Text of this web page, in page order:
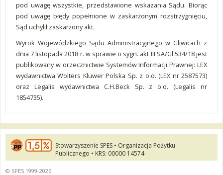
pod uwagę wszystkie, przedstawione wskazania Sądu. Biorąc
pod uwagę błędy popełnione w zaskarżonym rozstrzygnięciu,
Sąd uchylił zaskarżony akt.
Wyrok Wojewódzkiego Sądu Administracyjnego w Gliwicach z
dnia 7 listopada 2018 r. w sprawie o sygn. akt III SA/Gl 534/18 jest
publikowany w orzecznictwie Systemów Informacji Prawnej: LEX
wydawnictwa Wolters Kluwer Polska Sp. z o.o. (LEX nr 2587573)
oraz Legalis wydawnictwa C.H.Beck Sp. z o.o. (Legalis nr
1854735).
Stowarzyszenie SPES • Organizacja Pożytku
Publicznego • KRS: 00000 14574
© SPES 1999-2026